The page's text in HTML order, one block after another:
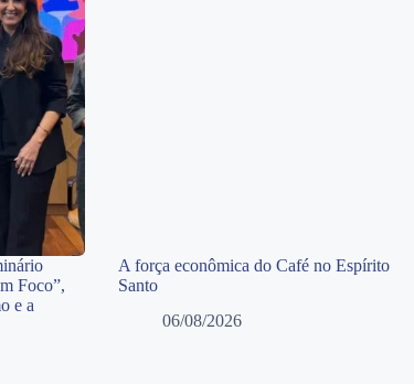
Foco”,
e a
A força econômica do Café no Espírito
Santo
06/08/2026